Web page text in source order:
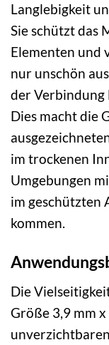
Langlebigkeit
Sie schützt das
Elementen und
nur unschön
der Verbindung
Dies macht die
im trockenen
Umgebungen
im geschützten
kommen.
Die
Größe 3,9 mm